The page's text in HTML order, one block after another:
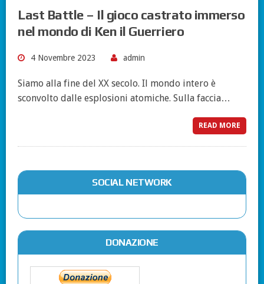
Last Battle – Il gioco castrato immerso
nel mondo di Ken il Guerriero
4 Novembre 2023 admin
Siamo alla fine del XX secolo. Il mondo intero è
sconvolto dalle esplosioni atomiche. Sulla faccia…
READ MORE
SOCIAL NETWORK
DONAZIONE